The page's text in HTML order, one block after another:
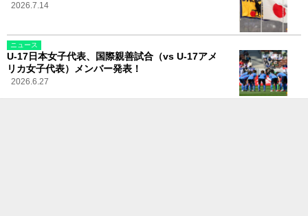
2026.7.14
ニュース
U-17日本女子代表、国際親善試合（vs U-17アメ
リカ女子代表）メンバー発表！
2026.6.27